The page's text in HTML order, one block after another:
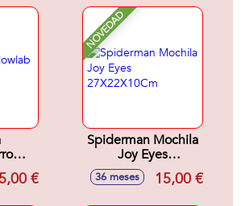
€
NOVEDAD
Spiderman Mochila
Joy Eyes
27X22X10Cm
36 meses 15,00 €